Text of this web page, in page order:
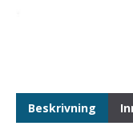
Beskrivning